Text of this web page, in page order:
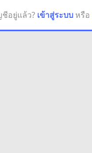
อยู่แล้ว? เข้าสู่ระบบ หรือ